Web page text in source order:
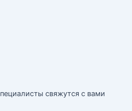
свяжутся с вами